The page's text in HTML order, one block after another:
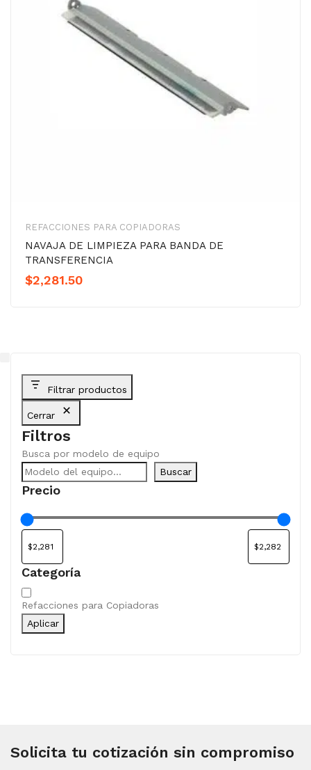
REFACCIONES PARA COPIADORAS
NAVAJA DE LIMPIEZA PARA BANDA DE
TRANSFERENCIA
$2,281.50
Filtrar productos
Cerrar
Filtros
Busca por modelo de equipo
Buscar
Precio
Categoría
Categoría
Refacciones para Copiadoras
Aplicar
Solicita tu cotización sin compromiso